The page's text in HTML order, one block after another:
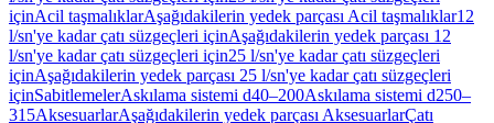
içinAcil taşmalıklarAşağıdakilerin yedek parçası Acil taşmalıklar12
l/sn'ye kadar çatı süzgeçleri içinAşağıdakilerin yedek parçası 12
l/sn'ye kadar çatı süzgeçleri için25 l/sn'ye kadar çatı süzgeçleri
içinAşağıdakilerin yedek parçası 25 l/sn'ye kadar çatı süzgeçleri
içinSabitlemelerAskılama sistemi d40–200Askılama sistemi d250–
315AksesuarlarAşağıdakilerin yedek parçası AksesuarlarÇatı